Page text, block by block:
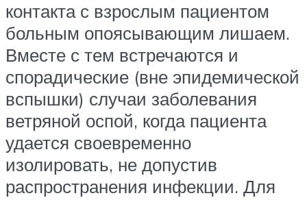
контакта с взрослым пациентом
больным опоясывающим лишаем.
Вместе с тем встречаются и
спорадические (вне эпидемической
вспышки) случаи заболевания
ветряной оспой, когда пациента
удается своевременно
изолировать, не допустив
распространения инфекции. Для